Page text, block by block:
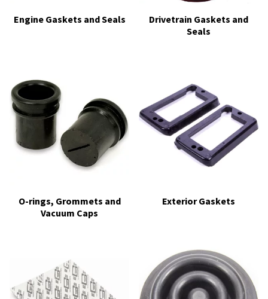
Engine Gaskets and Seals
Drivetrain Gaskets and
Seals
O-rings, Grommets and
Vacuum Caps
Exterior Gaskets